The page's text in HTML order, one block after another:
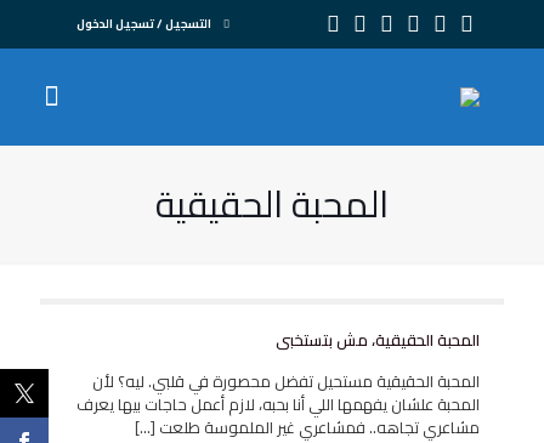
التسجيل / تسجيل الدخول
المحبة الحقيقية
المحبة الحقيقية، مش بتستخبى
المحبة الحقيقية مستحيل تفضل محصورة في قلبي. ليه؟ لأن
المحبة علشان يفهمها اللي أنا بحبه، لازم أعمل حاجات بيها يعرف
مشاعري تجاهه.. فمشاعري غير الملموسة طلعت […]